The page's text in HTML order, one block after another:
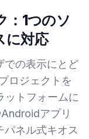
：1つのソ
に対応
での表示にとど
ロジェクトを
ットフォームに
アプリ
パネル式キオス